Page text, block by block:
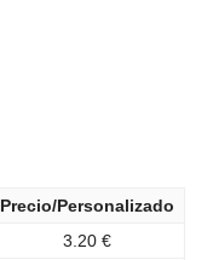
Precio/Personalizado
3.20 €